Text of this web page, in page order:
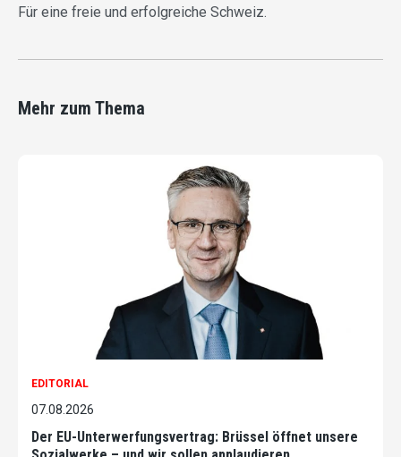
Für eine freie und erfolgreiche Schweiz.
Mehr zum Thema
EDITORIAL
07.08.2026
Der EU-Unterwerfungsvertrag: Brüssel öffnet unsere